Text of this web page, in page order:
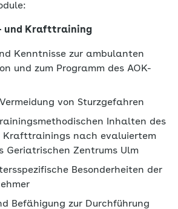
und Krafttraining
Kenntnisse zur ambulanten
und zum Programm des AOK-
von Sturzgefahren
Inhalten des
Krafttrainings nach evaluiertem
Geriatrischen Zentrums Ulm
Besonderheiten der
Befähigung zur Durchführung